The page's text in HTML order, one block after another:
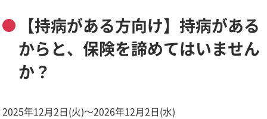
【持病がある方向け】持病がある
からと、保険を諦めてはいません
か？
2025年12月2日(火)～2026年12月2日(水)